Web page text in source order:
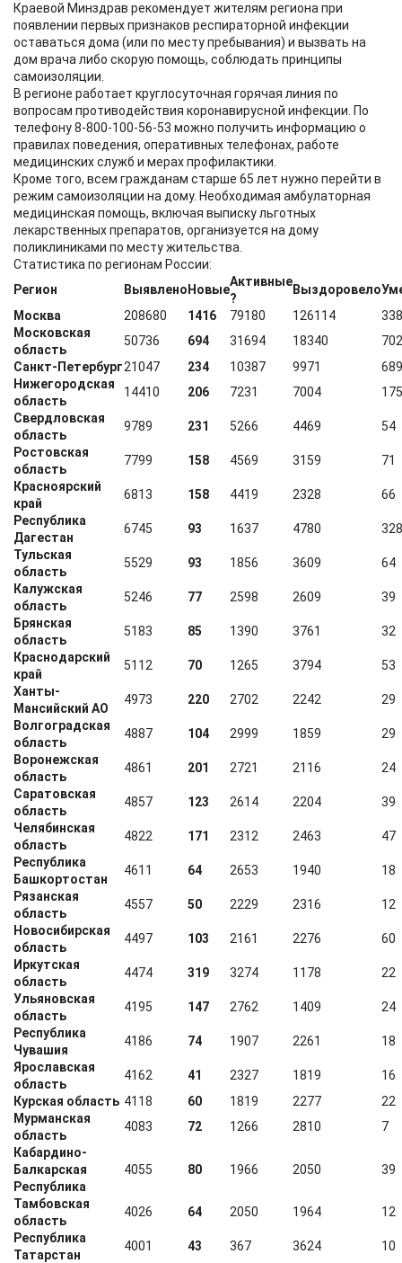
Краевой Минздрав рекомендует жителям региона при
появлении первых признаков респираторной инфекции
оставаться дома (или по месту пребывания) и вызвать на
дом врача либо скорую помощь, соблюдать принципы
самоизоляции.
В регионе работает круглосуточная горячая линия по
вопросам противодействия коронавирусной инфекции. По
телефону 8-800-100-56-53 можно получить информацию о
правилах поведения, оперативных телефонах, работе
медицинских служб и мерах профилактики.
Кроме того, всем гражданам старше 65 лет нужно перейти в
режим самоизоляции на дому. Необходимая амбулаторная
медицинская помощь, включая выписку льготных
лекарственных препаратов, организуется на дому
поликлиниками по месту жительства.
Статистика по регионам России:
Регион
Выявлено Новые
Активные
?
Выздоровело
Москва
208680 1416 79180 126114
Московская
область
50736 694 31694 18340
702
Санкт-Петербург21047 234 10387 9971
689
Нижегородская
область
14410 206 7231 7004
175
Свердловская
область
9789 231 5266 4469
54
Ростовская
область
7799 158 4569 3159
71
Красноярский
край
6813 158 4419 2328
66
Республика
Дагестан
6745 93 1637 4780
328
Тульская
область
5529 93 1856 3609
64
Калужская
область
5246 77 2598 2609
39
Брянская
область
5183 85 1390 3761
32
Краснодарский
край
5112 70 1265 3794
53
Ханты-
Мансийский АО
4973 220 2702 2242
29
Волгоградская
область
4887 104 2999 1859
29
Воронежская
область
4861 201 2721 2116
24
Саратовская
область
4857 123 2614 2204
39
Челябинская
область
4822 171 2312 2463
47
Республика
Башкортостан
4611 64 2653 1940
18
Рязанская
область
4557 50 2229 2316
12
Новосибирская
область
4497 103 2161 2276
60
Иркутская
область
4474 319 3274 1178
22
Ульяновская
область
4195 147 2762 1409
24
Республика
Чувашия
4186 74 1907 2261
18
Ярославская
область
4162 41 2327 1819
16
Курская область 4118 60 1819 2277
22
Мурманская
область
4083 72 1266 2810
7
Кабардино-
Балкарская
Республика
4055 80 1966 2050 39
Тамбовская
область
4026 64 2050 1964
12
Республика
Татарстан
4001 43 367 3624
10